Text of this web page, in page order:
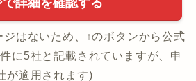
みでタイアップが適用されま
ンシェルジュ 公式ペ
詳細を確認する